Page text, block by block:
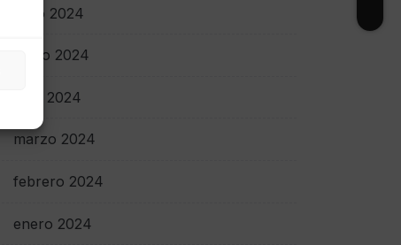
junio 2024
mayo 2024
abril 2024
marzo 2024
febrero 2024
enero 2024